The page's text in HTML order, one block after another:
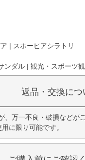
| スポーピアシラトリ
ンダル | 観光・スポーツ
返品・交換につ
万一不良・破損などが
に限り可能です。